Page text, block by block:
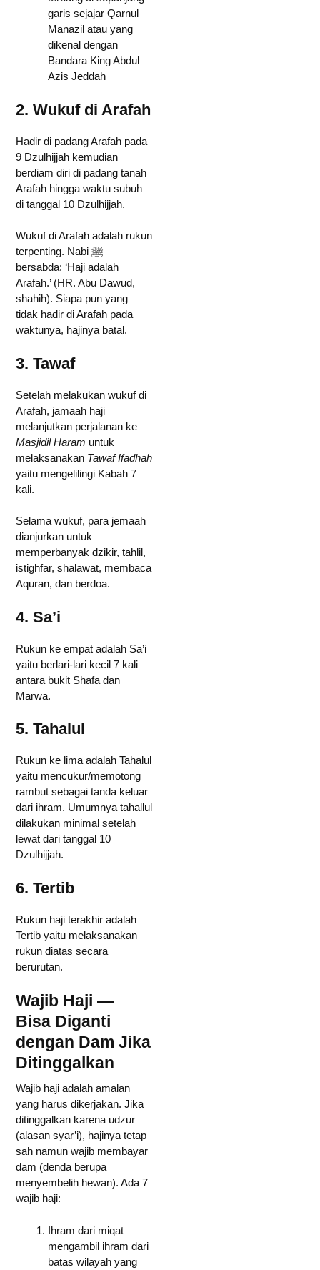
garis sejajar Qarnul
Manazil atau yang
dikenal dengan
Bandara King Abdul
Azis Jeddah
2. Wukuf di Arafah
Hadir di padang Arafah pada
9 Dzulhijjah kemudian
berdiam diri di padang tanah
Arafah hingga waktu subuh
di tanggal 10 Dzulhijjah.
Wukuf di Arafah adalah rukun
terpenting. Nabi ﷺ
bersabda: ‘Haji adalah
Arafah.’ (HR. Abu Dawud,
shahih). Siapa pun yang
tidak hadir di Arafah pada
waktunya, hajinya batal.
3. Tawaf
Setelah melakukan wukuf di
Arafah, jamaah haji
melanjutkan perjalanan ke
Masjidil Haram untuk
melaksanakan Tawaf Ifadhah
yaitu mengelilingi Kabah 7
kali.
Selama wukuf, para jemaah
dianjurkan untuk
memperbanyak dzikir, tahlil,
istighfar, shalawat, membaca
Aquran, dan berdoa.
4. Sa’i
Rukun ke empat adalah Sa’i
yaitu berlari-lari kecil 7 kali
antara bukit Shafa dan
Marwa.
5. Tahalul
Rukun ke lima adalah Tahalul
yaitu mencukur/memotong
rambut sebagai tanda keluar
dari ihram. Umumnya tahallul
dilakukan minimal setelah
lewat dari tanggal 10
Dzulhijjah.
6. Tertib
Rukun haji terakhir adalah
Tertib yaitu melaksanakan
rukun diatas secara
berurutan.
Wajib Haji —
Bisa Diganti
dengan Dam Jika
Ditinggalkan
Wajib haji adalah amalan
yang harus dikerjakan. Jika
ditinggalkan karena udzur
(alasan syar’i), hajinya tetap
sah namun wajib membayar
dam (denda berupa
menyembelih hewan). Ada 7
wajib haji:
Ihram dari miqat —
mengambil ihram dari
batas wilayah yang